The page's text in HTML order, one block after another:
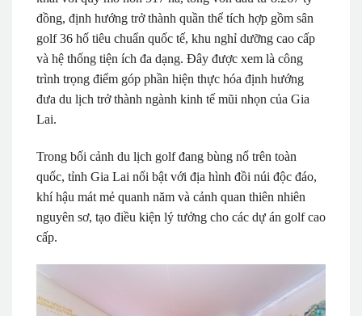
đồng, định hướng trở thành quần thể tích hợp gồm sân
golf 36 hố tiêu chuẩn quốc tế, khu nghỉ dưỡng cao cấp
và hệ thống tiện ích đa dạng. Đây được xem là công
trình trọng điểm góp phần hiện thực hóa định hướng
đưa du lịch trở thành ngành kinh tế mũi nhọn của Gia
Lai.
Trong bối cảnh du lịch golf đang bùng nổ trên toàn
quốc, tỉnh Gia Lai nổi bật với địa hình đồi núi độc đáo,
khí hậu mát mẻ quanh năm và cảnh quan thiên nhiên
nguyên sơ, tạo điều kiện lý tưởng cho các dự án golf cao
cấp.